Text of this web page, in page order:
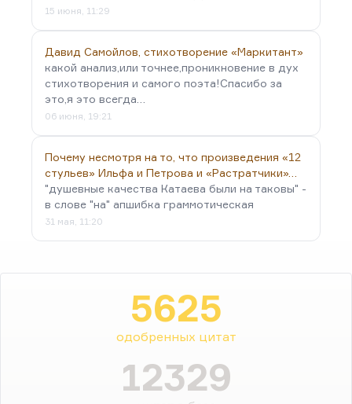
15 июня, 11:29
Давид Самойлов, стихотворение «Маркитант»
какой анализ,или точнее,проникновение в дух
стихотворения и самого поэта!Спасибо за
это,я это всегда…
06 июня, 19:21
Почему несмотря на то, что произведения «12
стульев» Ильфа и Петрова и «Растратчики»…
"душевные качества Катаева были на таковы" -
в слове "на" апшибка граммотическая
31 мая, 11:20
5625
одобренных цитат
12329